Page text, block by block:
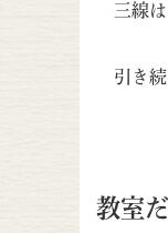
三線
引き
教室